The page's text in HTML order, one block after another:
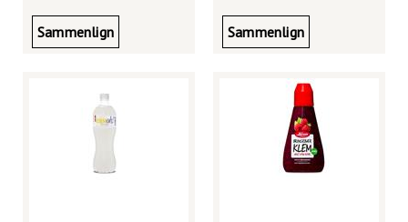
Sammenlign Sammenlign